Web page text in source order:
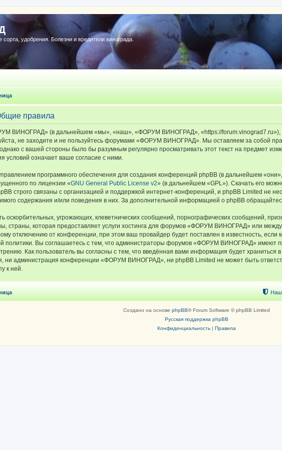
сорта, удобрения. Болезни и вредители винограда.
правила
ВИНОГРАД» (в дальнейшем «мы», «наш», «ФОРУМ ВИНОГРАД», «https://forum.vinograd7.ru»),
не заходите и не пользуйтесь форумами «ФОРУМ ВИНОГРАД». Мы оставляем за собой
с вашей стороны было бы разумным регулярно просматривать этот текст на предмет
условий означает ваше согласие с ними.
программного обеспечения для создания конференций phpBB (в дальнейшем
по лицензии «GNU General Public License v2» (в дальнейшем «GPL»). Скачать его
строго связаны с организацией и поддержкой интернет-конференций, и phpBB Limited не
содержания и/или поведения в них. За дополнительной информацией о phpBB
оскорбительных, угрожающих, клеветнических сообщений, порнографических сообщений,
страны, которая предоставляет услуги хостинга для форумов «ФОРУМ ВИНОГРАД» или
отключению от конференции, при этом ваш провайдер будет поставлен в известность,
политики. Вы соглашаетесь с тем, что администраторы форумов «ФОРУМ ВИНОГРАД» имеют
Как пользователь вы согласны с тем, что введённая вами информация будет
ни администрация конференции «ФОРУМ ВИНОГРАД», ни phpBB Limited не может быть
к ней.
Создано на основе phpBB® Forum Software © phpBB Limited
Русская поддержка phpBB
Конфиденциальность| Правила